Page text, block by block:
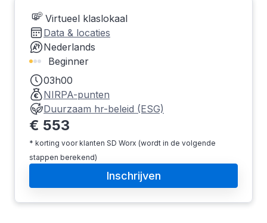
Virtueel klaslokaal
Data & locaties
Nederlands
Beginner
03h00
NIRPA-punten
Duurzaam hr-beleid (ESG)
€ 553
* korting voor klanten SD Worx (wordt in de volgende
stappen berekend)
Inschrijven